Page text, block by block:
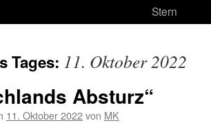
Stern
Tages: 11. Oktober 2022
Absturz“
11. Oktober 2022von MK